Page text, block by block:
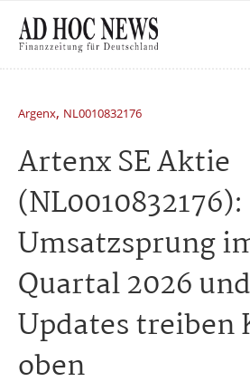
Argenx, NL0010832176
Artenx SE Aktie
(NL0010832176):
Umsatzsprung
Quartal 2026
Updates treiben
oben